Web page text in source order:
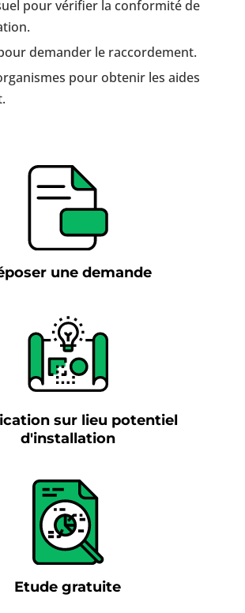
pour vérifier la conformité de
demander le raccordement.
pour obtenir les aides
une demande
sur lieu potentiel
d'installation
Etude gratuite